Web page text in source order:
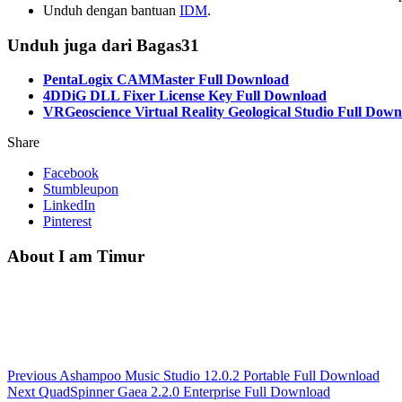
Unduh dengan bantuan IDM.
Unduh juga dari Bagas31
PentaLogix CAMMaster Full Download
4DDiG DLL Fixer License Key Full Download
VRGeoscience Virtual Reality Geological Studio Full
Share
Facebook
Stumbleupon
LinkedIn
Pinterest
About I am Timur
Previous Ashampoo Music Studio 12.0.2 Portable Full Download
Next QuadSpinner Gaea 2.2.0 Enterprise Full Download